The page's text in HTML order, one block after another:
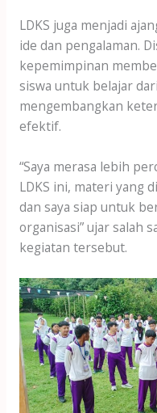
LDKS juga menjadi
ide dan pengalaman.
kepemimpinan
siswa untuk belajar
mengembangkan
efektif.
“Saya merasa lebih
LDKS ini, materi yang
dan saya siap untuk
organisasi” ujar salah
kegiatan tersebut.